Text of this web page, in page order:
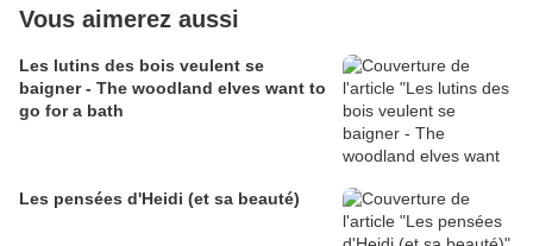
Vous aimerez aussi
Les lutins des bois veulent se
baigner - The woodland elves want to
go for a bath
Les pensées d'Heidi (et sa beauté)